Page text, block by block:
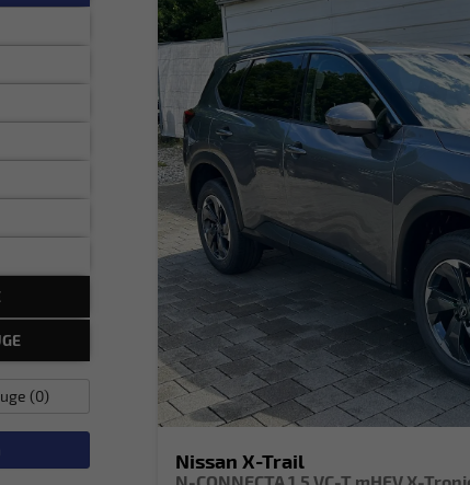
Nissan X-Trail
(0)